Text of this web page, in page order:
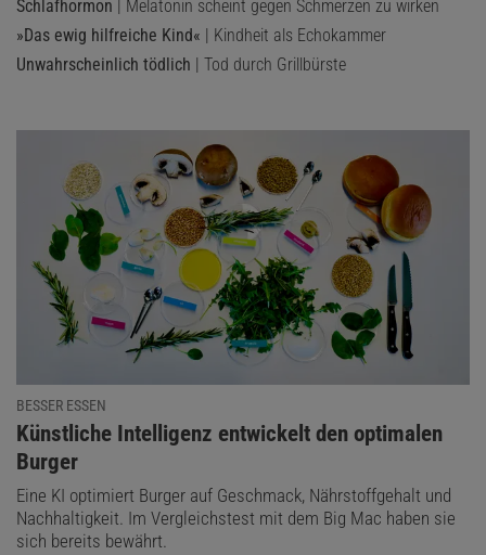
Schlafhormon | Melatonin scheint gegen Schmerzen zu wirken
»Das ewig hilfreiche Kind« | Kindheit als Echokammer
Unwahrscheinlich tödlich | Tod durch Grillbürste
BESSER ESSEN
:
Künstliche Intelligenz entwickelt den optimalen
Burger
Eine KI optimiert Burger auf Geschmack, Nährstoffgehalt und
Nachhaltigkeit. Im Vergleichstest mit dem Big Mac haben sie
sich bereits bewährt.